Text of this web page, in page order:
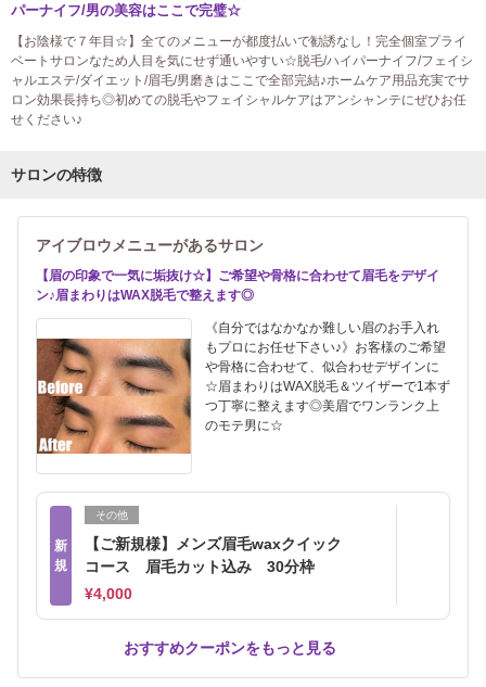
パーナイフ/男の美容はここで完璧☆
【お陰様で７年目☆】全てのメニューが都度払いで勧誘なし！完全個室プライ
ベートサロンなため人目を気にせず通いやすい☆脱毛/ハイパーナイフ/フェイシ
ャルエステ/ダイエット/眉毛/男磨きはここで全部完結♪ホームケア用品充実でサ
ロン効果長持ち◎初めての脱毛やフェイシャルケアはアンシャンテにぜひお任
せください♪
サロンの特徴
アイブロウメニューがあるサロン
【眉の印象で一気に垢抜け☆】ご希望や骨格に合わせて眉毛をデザイ
ン♪眉まわりはWAX脱毛で整えます◎
《自分ではなかなか難しい眉のお手入れ
もプロにお任せ下さい♪》お客様のご希望
や骨格に合わせて、似合わせデザインに
☆眉まわりはWAX脱毛＆ツイザーで1本ず
つ丁寧に整えます◎美眉でワンランク上
のモテ男に☆
新
規
その他
【ご新規様】メンズ眉毛waxクイック
コース 眉毛カット込み 30分枠
¥4,000
おすすめクーポンをもっと見る